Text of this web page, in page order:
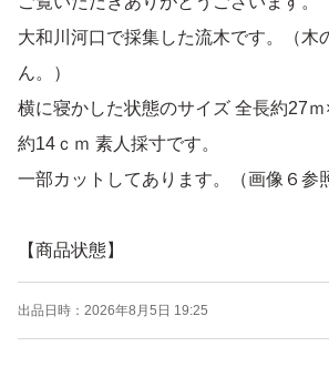
大和川河口で採集した流木です。（木
ん。）
横に寝かした状態のサイズ 全長約27
約14ｃｍ 素人採寸です。
一部カットしてあります。（画像６参
【商品状態】
☆採集後、ブラシで洗浄しただけの状
☆沈水確認行っていません。
出品日時： 2026年8月5日 19:25